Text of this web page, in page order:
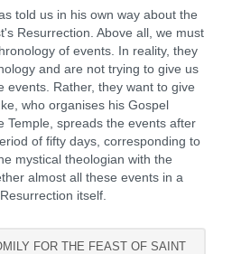
told us in his own way about the
Resurrection. Above all, we must
of events. In reality, they
and are not trying to give us
events. Rather, they want to give
who organises his Gospel
Temple, spreads the events after
of fifty days, corresponding to
mystical theologian with the
almost all these events in a
itself.
FOR THE FEAST OF SAINT